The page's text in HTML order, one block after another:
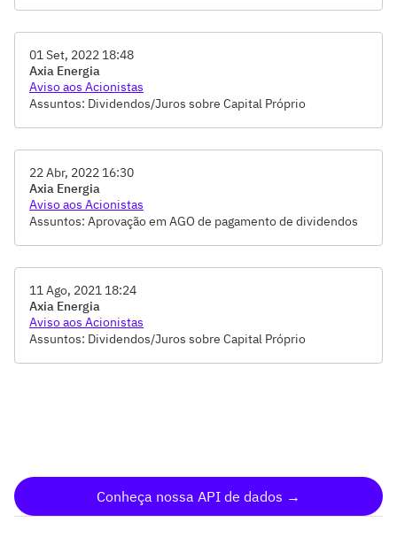
01 Set, 2022 18:48
Axia Energia
Aviso aos Acionistas
Assuntos: Dividendos/Juros sobre Capital Próprio
22 Abr, 2022 16:30
Axia Energia
Aviso aos Acionistas
Assuntos: Aprovação em AGO de pagamento de dividendos
11 Ago, 2021 18:24
Axia Energia
Aviso aos Acionistas
Assuntos: Dividendos/Juros sobre Capital Próprio
Conheça nossa API de dados →